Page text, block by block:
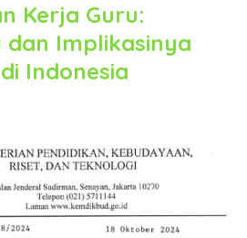
Kerja Guru:
dan Implikasinya
Indonesia